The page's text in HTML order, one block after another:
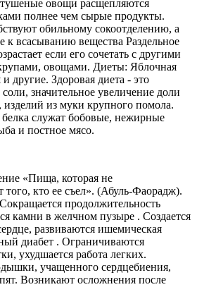
овощи расщепляются
полнее чем сырые продукты.
обильному сокоотделению, а
к всасыванию вещества Раздельное
если его сочетать с другими
овощами. Диеты: Яблочная
другие. Здоровая диета - это
значительное увеличение доли
из муки крупного помола.
служат бобовые, нежирные
и постное мясо.
«Пища, которая не
того, кто ее съел». (Абуль-Фаорадж).
продолжительность
камни в желчном пузыре . Создается
развиваются ишемическая
диабет . Ограничиваются
ухудшается работа легких.
учащенного сердцебиения,
Возникают осложнения после